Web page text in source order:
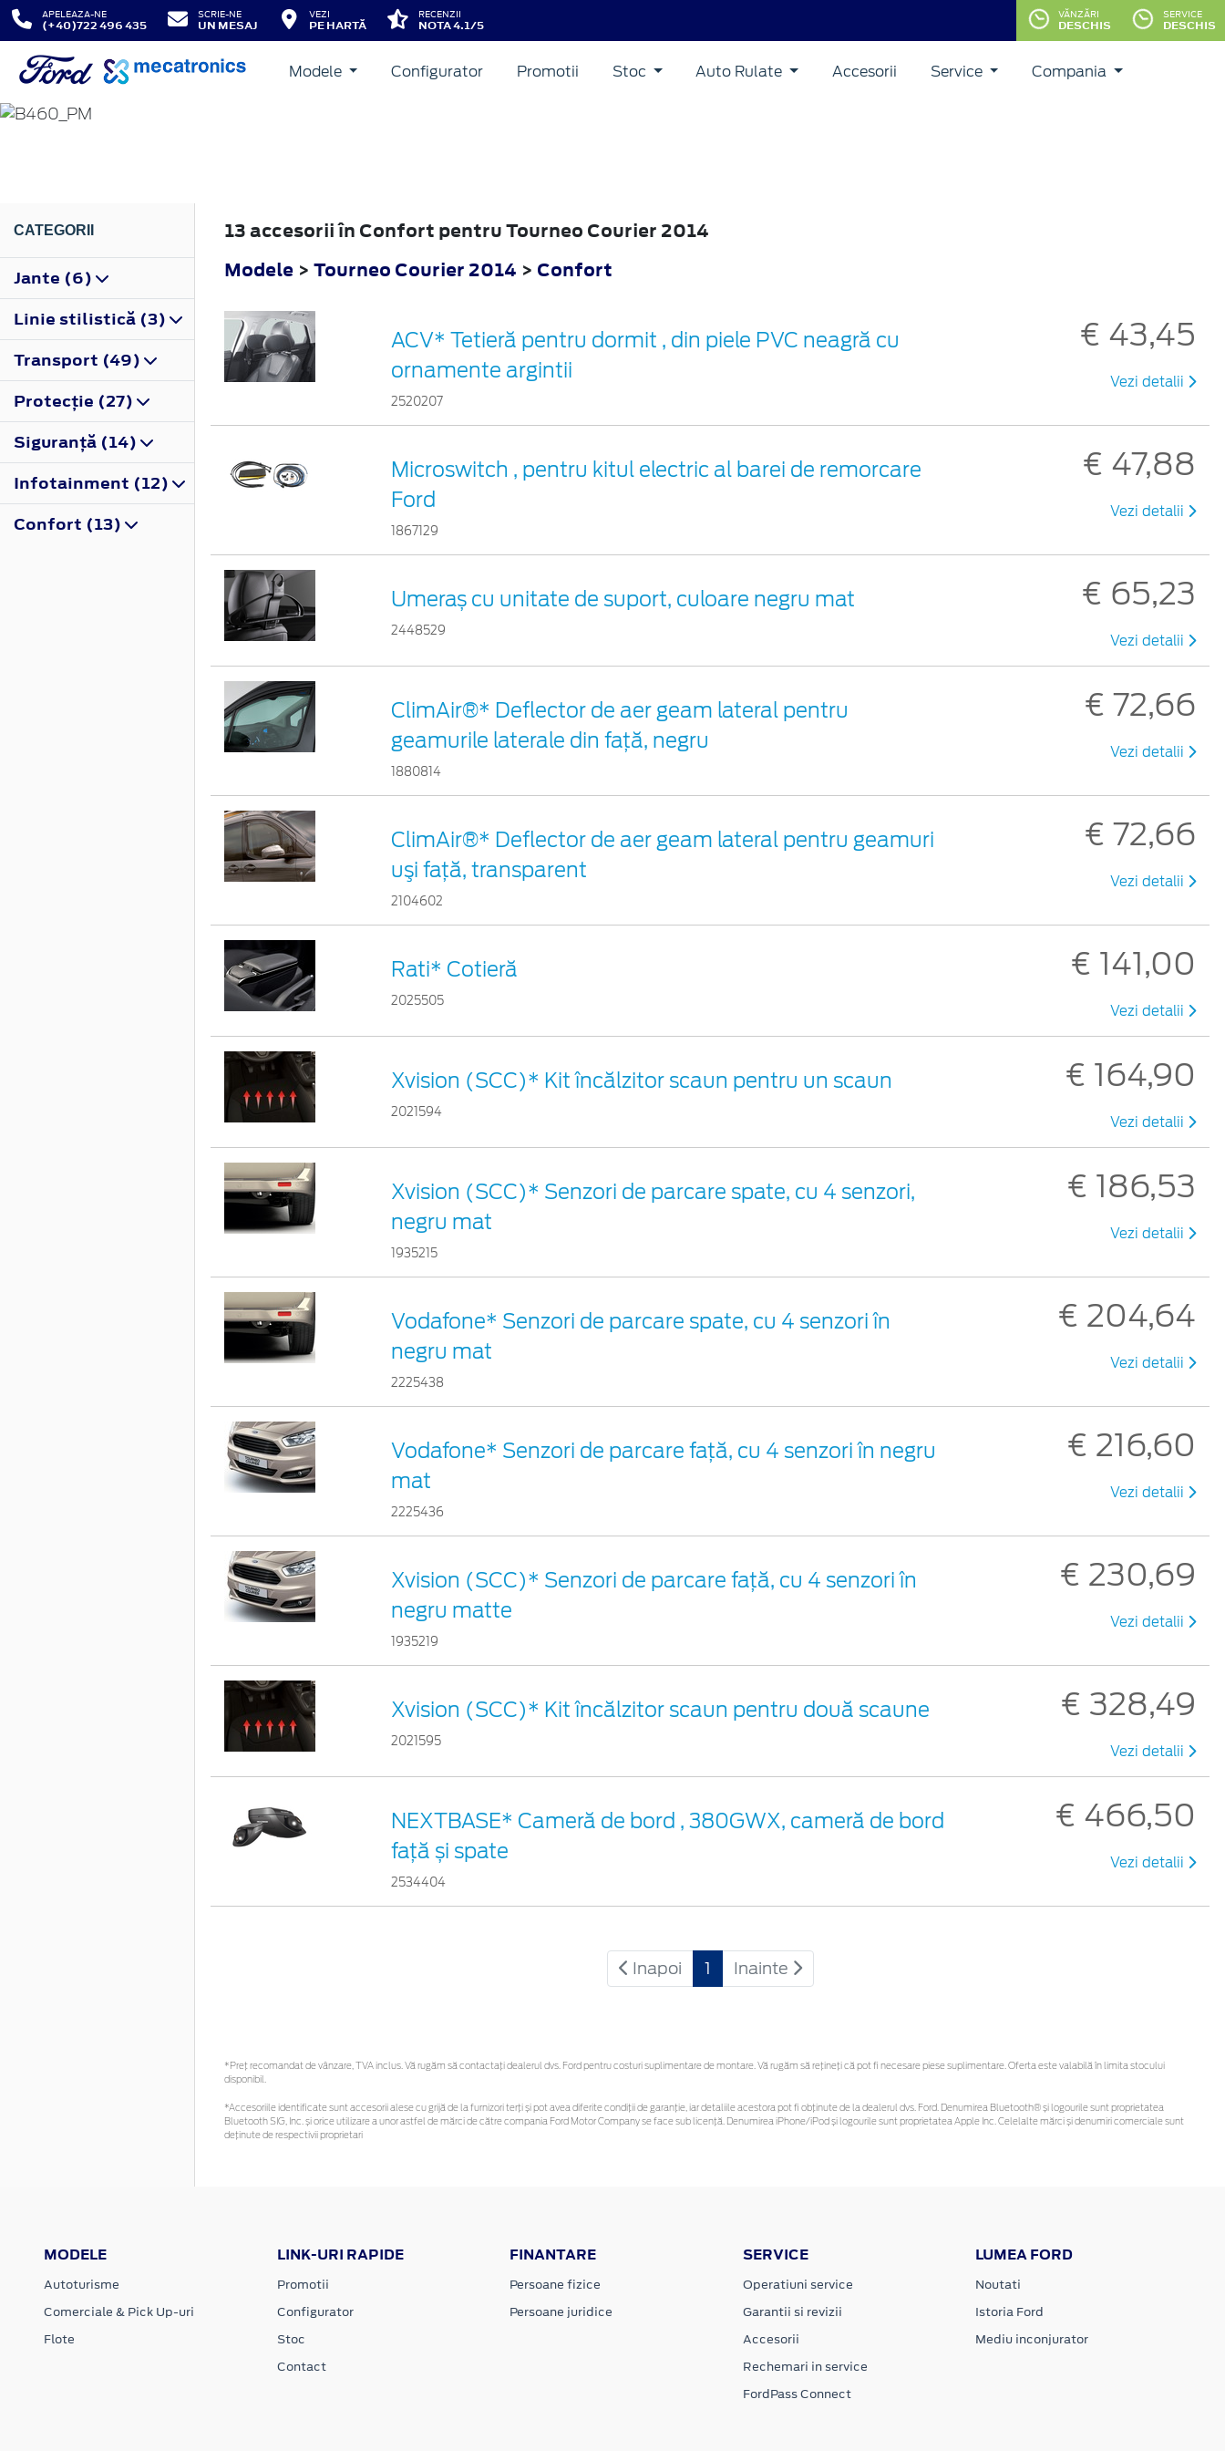
APELEAZA-NE
(+40)722 496 435
SCRIE-NE
UN MESAJ
VEZI
PE HARTĂ
RECENZII
NOTA 4.1/5
VĂNZĂRI
DESCHIS
SERVICE
DESCHIS
Modele Configurator Promotii Stoc Auto Rulate Accesorii Service Compania
TOURNEO COURIER
CATEGORII
Jante (6)
Linie stilistică (3)
Transport (49)
Protecţie (27)
Siguranţă (14)
Infotainment (12)
Confort (13)
13 accesorii în Confort pentru Tourneo Courier 2014
Modele > Tourneo Courier 2014 > Confort
ACV* Tetieră pentru dormit , din piele PVC neagră cu
ornamente argintii
2520207
€ 43,45
Vezi detalii
Microswitch , pentru kitul electric al barei de remorcare
Ford
1867129
€ 47,88
Vezi detalii
Umeraș cu unitate de suport, culoare negru mat
2448529
€ 65,23
Vezi detalii
ClimAir®* Deflector de aer geam lateral pentru
geamurile laterale din faţă, negru
1880814
€ 72,66
Vezi detalii
ClimAir®* Deflector de aer geam lateral pentru geamuri
uşi faţă, transparent
2104602
€ 72,66
Vezi detalii
Rati* Cotieră
2025505
€ 141,00
Vezi detalii
Xvision (SCC)* Kit încălzitor scaun pentru un scaun
2021594
€ 164,90
Vezi detalii
Xvision (SCC)* Senzori de parcare spate, cu 4 senzori,
negru mat
1935215
€ 186,53
Vezi detalii
Vodafone* Senzori de parcare spate, cu 4 senzori în
negru mat
2225438
€ 204,64
Vezi detalii
Vodafone* Senzori de parcare față, cu 4 senzori în negru
mat
2225436
€ 216,60
Vezi detalii
Xvision (SCC)* Senzori de parcare faţă, cu 4 senzori în
negru matte
1935219
€ 230,69
Vezi detalii
Xvision (SCC)* Kit încălzitor scaun pentru două scaune
2021595
€ 328,49
Vezi detalii
NEXTBASE* Cameră de bord , 380GWX, cameră de bord
față și spate
2534404
€ 466,50
Vezi detalii
Inapoi 1 Inainte
*Preţ recomandat de vânzare, TVA inclus. Vă rugăm să contactaţi dealerul dvs. Ford pentru costuri suplimentare de montare. Vă rugăm să rețineți că pot fi necesare piese suplimentare. Oferta este valabilă în limita stocului
disponibil.
*Accesoriile identificate sunt accesorii alese cu grijă de la furnizori terți și pot avea diferite condiții de garanție, iar detaliile acestora pot fi obținute de la dealerul dvs. Ford. Denumirea Bluetooth® și logourile sunt proprietatea
Bluetooth SIG, Inc. și orice utilizare a unor astfel de mărci de către compania Ford Motor Company se face sub licență. Denumirea iPhone/iPod și logourile sunt proprietatea Apple Inc. Celelalte mărci și denumiri comerciale sunt
deținute de respectivii proprietari
MODELE
Autoturisme
Comerciale & Pick Up-uri
Flote
LINK-URI RAPIDE
Promotii
Configurator
Stoc
Contact
FINANTARE
Persoane fizice
Persoane juridice
SERVICE
Operatiuni service
Garantii si revizii
Accesorii
Rechemari in service
FordPass Connect
LUMEA FORD
Noutati
Istoria Ford
Mediu inconjurator